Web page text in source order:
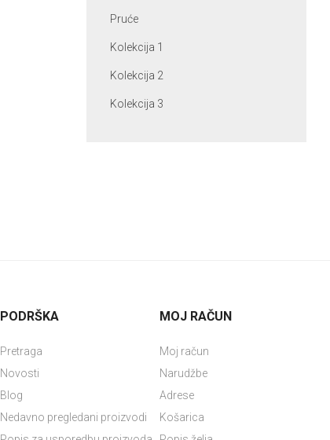
Pruće
Kolekcija 1
Kolekcija 2
Kolekcija 3
PODRŠKA
Pretraga
Novosti
Blog
Nedavno pregledani proizvodi
MOJ RAČUN
Moj račun
Narudžbe
Adrese
Košarica